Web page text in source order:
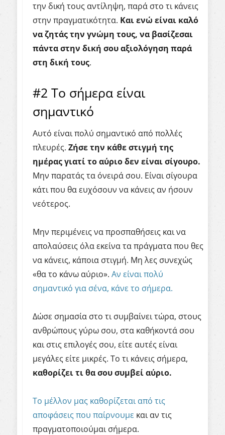
την δική τους αντίληψη, παρά στο τι κάνεις
στην πραγματικότητα. Και ενώ είναι καλό
να ζητάς την γνώμη τους, να βασίζεσαι
πάντα στην δική σου αξιολόγηση παρά
στη δική τους.
#2 Το σήμερα είναι
σημαντικό
Αυτό είναι πολύ σημαντικό από πολλές
πλευρές. Ζήσε την κάθε στιγμή της
ημέρας γιατί το αύριο δεν είναι σίγουρο.
Μην παρατάς τα όνειρά σου. Είναι σίγουρα
κάτι που θα ευχόσουν να κάνεις αν ήσουν
νεότερος.
Μην περιμένεις να προσπαθήσεις και να
απολαύσεις όλα εκείνα τα πράγματα που θες
να κάνεις, κάποια στιγμή. Μη λες συνεχώς
«θα το κάνω αύριο». Αν είναι πολύ
σημαντικό για σένα, κάνε το σήμερα.
Δώσε σημασία στο τι συμβαίνει τώρα, στους
ανθρώπους γύρω σου, στα καθήκοντά σου
και στις επιλογές σου, είτε αυτές είναι
μεγάλες είτε μικρές. Το τι κάνεις σήμερα,
καθορίζει τι θα σου συμβεί αύριο.
Το μέλλον μας καθορίζεται από τις
αποφάσεις που παίρνουμε και αν τις
πραγματοποιούμαι σήμερα.